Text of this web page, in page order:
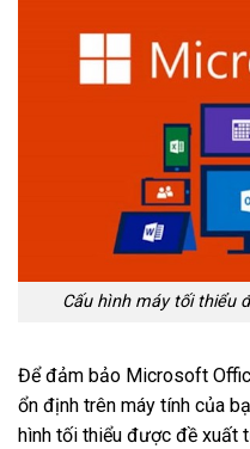
Cấu hình máy tối thiểu
Để đảm bảo Microsoft
ổn định trên máy tính của
hình tối thiểu được đề xuất